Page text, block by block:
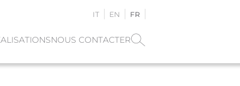
IT EN FR
NOUS CONTACTER